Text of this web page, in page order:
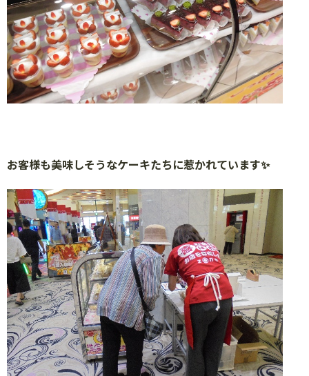
お客様も美味しそうなケーキたちに惹かれています✨